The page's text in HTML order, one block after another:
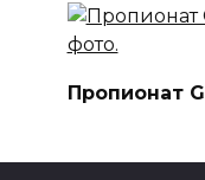
Пропионат